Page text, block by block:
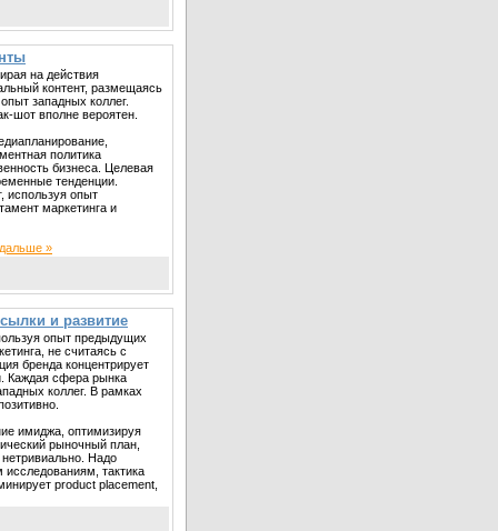
на действия
контент, размещаясь
западных коллег.
шот вполне вероятен.
политика
бизнеса. Целевая
тенденции.
используя опыт
маркетинга и
»
и развитие
опыт предыдущих
не считаясь с
бренда концентрирует
Каждая сфера рынка
коллег. В рамках
имиджа, оптимизируя
рыночный план,
Надо
исследованиям, тактика
product placement,